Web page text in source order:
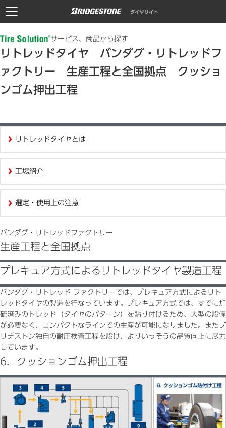
サービス、商品から探す
リトレッドタイヤ バンダグ・リトレッドフ
ァクトリー 生産工程と全国拠点 クッショ
ンゴム押出工程
リトレッドタイヤとは
工場紹介
選定・使用上の注意
バンダグ・リトレッドファクトリー
生産工程と全国拠点
プレキュア方式によるリトレッドタイヤ製造工程
バンダグ・リトレッド ファクトリーでは、プレキュア方式によるリト
レッドタイヤの製造を行なっています。プレキュア方式では、すでに加
硫済みのトレッド（タイヤのパターン）を貼り付けるため、大型の設備
が必要なく、コンパクトなラインでの生産が可能になりました。またブ
リヂストン独自の耐圧検査工程を設け、よりいっそうの品質向上に尽力
しています。
6．クッションゴム押出工程